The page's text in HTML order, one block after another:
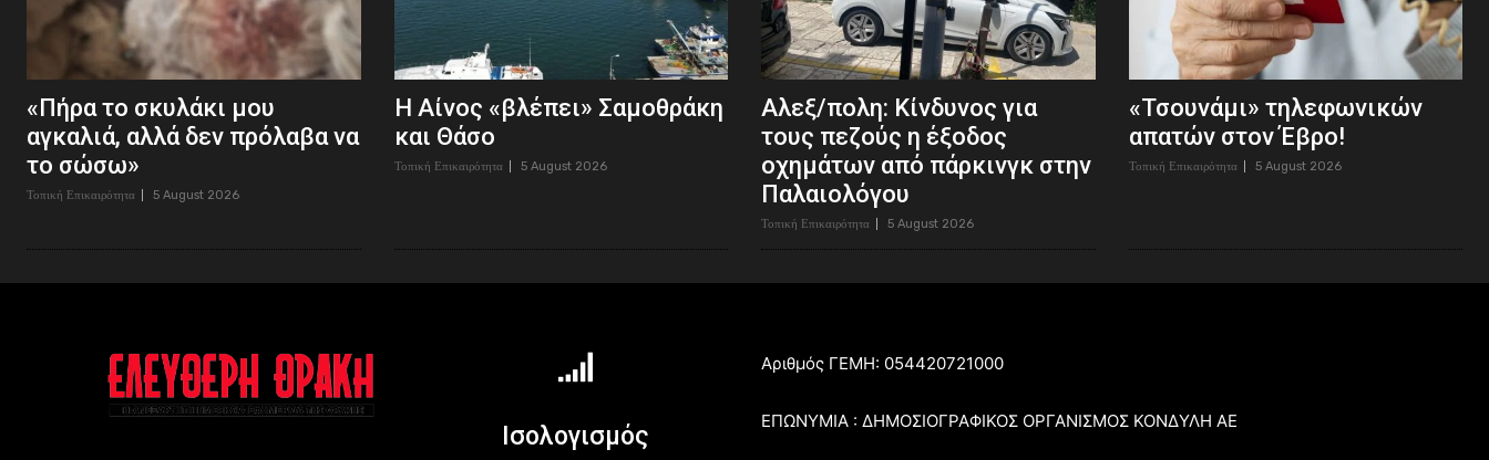
«Πήρα το σκυλάκι μου
αγκαλιά, αλλά δεν πρόλαβα να
το σώσω»
Τοπική Επικαιρότητα 5 August 2026
Η Αίνος «βλέπει» Σαμοθράκη
και Θάσο
Τοπική Επικαιρότητα 5 August 2026
Αλεξ/πολη: Κίνδυνος για
τους πεζούς η έξοδος
οχημάτων από πάρκινγκ στην
Παλαιολόγου
Τοπική Επικαιρότητα 5 August 2026
«Τσουνάμι» τηλεφωνικών
απατών στον Έβρο!
Τοπική Επικαιρότητα 5 August 2026
Ισολογισμός
Αριθμός ΓΕΜΗ: 054420721000
ΕΠΩΝΥΜΙΑ : ΔΗΜΟΣΙΟΓΡΑΦΙΚΟΣ ΟΡΓΑΝΙΣΜΟΣ ΚΟΝΔΥΛΗ ΑΕ